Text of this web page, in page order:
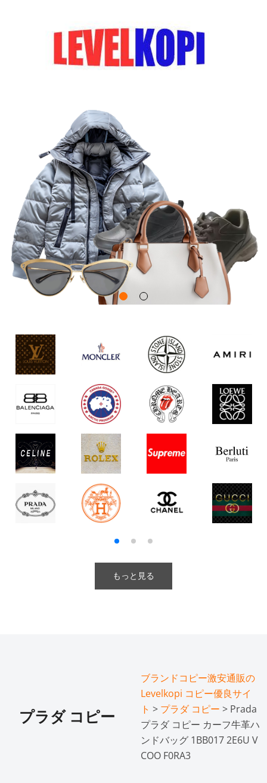
もっと見る
プラダ コピー
ブランドコピー激安通販の
Levelkopi コピー優良サイ
ト > プラダ コピー > Prada
プラダ コピー カーフ牛革ハ
ンドバッグ 1BB017 2E6U V
COO F0RA3